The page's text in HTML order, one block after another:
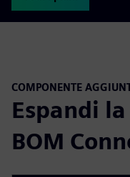
COMPONENTE
Espandi
BOM